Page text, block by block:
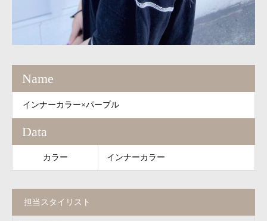
Name
インナーカラー×パープル
Data
カラー インナーカラー
担当スタイリスト